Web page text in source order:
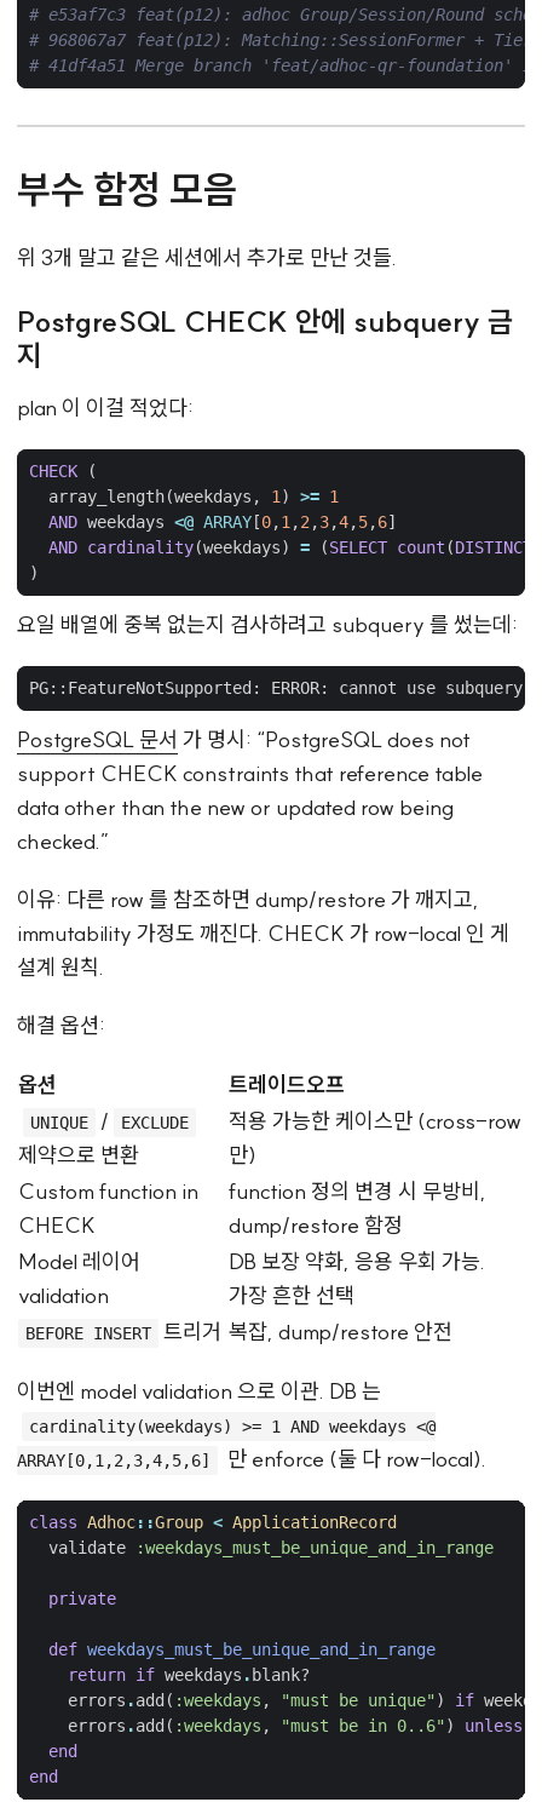
# e53af7c3 feat(p12): adhoc Group/Session/Round
# 968067a7 feat(p12): Matching::SessionFormer +
# 41df4a51 Merge branch 'feat/adhoc-qr-foundation'
부수 함정 모음
위 3개 말고 같은 세션에서 추가로 만난 것들.
PostgreSQL CHECK 안에 subquery 금
지
plan 이 이걸 적었다:
CHECK
(
array_length(weekdays , 1) >= 1
AND weekdays <@ ARRAY [0,1,2,3,4,5,6]
AND cardinality(weekdays) = (SELECT count (DISTINCT
)
요일 배열에 중복 없는지 검사하려고 subquery 를 썼는데:
PostgreSQL 문서 가 명시: “PostgreSQL does not
support CHECK constraints that reference table
data other than the new or updated row being
checked.”
이유: 다른 row 를 참조하면 dump/restore 가 깨지고,
immutability 가정도 깨진다. CHECK 가 row-local 인 게
설계 원칙.
해결 옵션:
옵션 트레이드오프
UNIQUE / EXCLUDE
제약으로 변환
적용 가능한 케이스만 (cross-row
만)
Custom function in
CHECK
function 정의 변경 시 무방비,
dump/restore 함정
Model 레이어
validation
DB 보장 약화, 응용 우회 가능.
가장 흔한 선택
BEFORE INSERT 트리거 복잡, dump/restore 안전
이번엔 model validation 으로 이관. DB 는
cardinality(weekdays) >= 1 AND weekdays <@
ARRAY[0,1,2,3,4,5,6]
만 enforce (둘 다 row-local).
class Adhoc::Group < ApplicationRecord
validate
:weekdays_must_be_unique_and_in_range
private
def weekdays_must_be_unique_and_in_range
return if weekdays . blank?
errors .add ( :weekdays , "must be unique") if
errors .add ( :weekdays , "must be in 0..6") unless
end
end